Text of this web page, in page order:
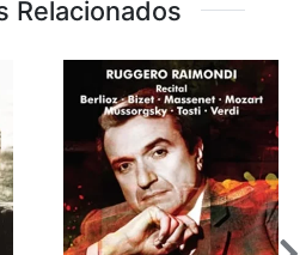
Relacionados